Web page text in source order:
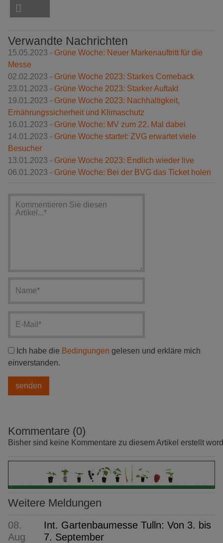
Verwandte Nachrichten
15.05.2023 - Grüne Woche: Neuer Markenauftritt für die
Messe
02.02.2023 - Grüne Woche 2023: Starkes Comeback
23.01.2023 - Grüne Woche 2023: Starker Auftakt
19.01.2023 - Grüne Woche 2023: Nachhaltigkeit,
Ernährungssicherheit und Klimaschutz
16.01.2023 - Grüne Woche: MV zum 22. Mal dabei
14.01.2023 - Grüne Woche startet: ZVG erwartet viele
Besucher
13.01.2023 - Grüne Woche 2023: Endlich wieder live
06.01.2023 - Grüne Woche: Bei der BVG das Ticket holen
Ich habe die Bedingungen gelesen und erkläre mich
einverstanden.
Kommentare (0)
Bisher sind keine Kommentare zu diesem Artikel erstellt
Weitere Meldungen
08.
Aug
Int. Gartenbaumesse Tulln: Von 3. bis
7. September